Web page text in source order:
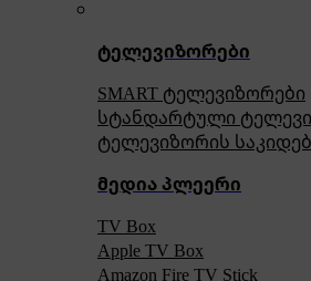
ტელევიზორები
SMART ტელევიზორები
სტანდარტული
ტელევიზორის
მედია პლეერი
TV Box
Apple TV Box
Amazon Fire TV Stick